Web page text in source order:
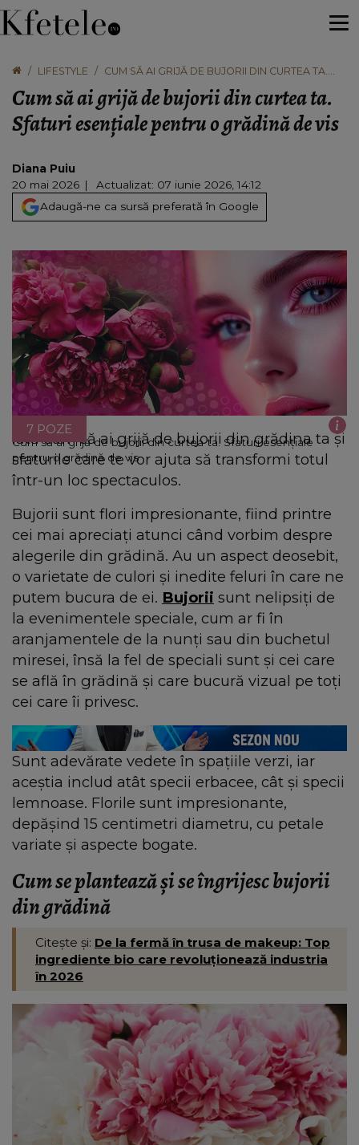
LIFESTYLE
CUM SĂ AI GRIJĂ DE BUJORII DIN CURTEA TA.
Cum să ai grijă de bujorii din curtea ta.
Sfaturi esențiale pentru o grădină de vis
Diana Puiu
20 mai 2026
Actualizat: 07 iunie 2026, 14:12
Adaugă-ne ca sursă preferată în Google
Cum să ai grijă de bujorii din curtea ta. Sfaturi esențiale
pentru o grădină de vis
7 POZE
Iată cum să ai grijă de bujorii din grădina ta și
sfaturile care te vor ajuta să transformi totul
într-un loc spectaculos.
Bujorii sunt flori impresionante, fiind printre
cei mai apreciați atunci când vorbim despre
alegerile din grădină. Au un aspect deosebit,
o varietate de culori și inedite feluri în care ne
putem bucura de ei. Bujorii sunt nelipsiți de
la evenimentele speciale, cum ar fi în
aranjamentele de la nunți sau din buchetul
miresei, însă la fel de speciali sunt și cei care
se află în grădină și care bucură vizual pe toți
cei care îi privesc.
Sunt adevărate vedete în spațiile verzi, iar
aceștia includ atât specii erbacee, cât și specii
lemnoase. Florile sunt impresionante,
depășind 15 centimetri diametru, cu petale
variate și aspecte bogate.
Cum se plantează și se îngrijesc bujorii
din grădină
Citește și: De la fermă în trusa de makeup: Top
ingrediente bio care revoluționează industria
în 2026